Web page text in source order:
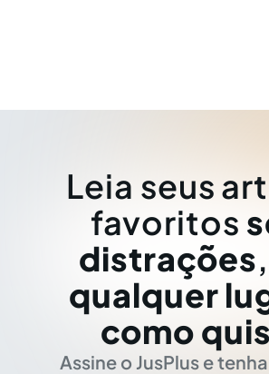
Leia seus
favoritos
distrações
qualquer
como
Assine o JusPlus e